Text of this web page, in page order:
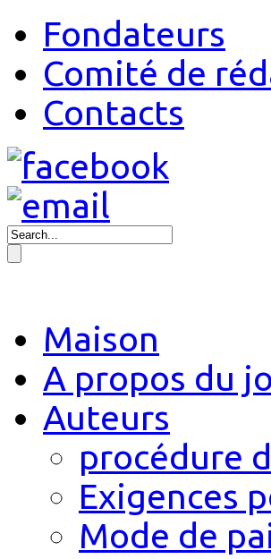
Fondateurs
Comité de
Contacts
Maison
A propos du
Auteurs
procédure
Exigences
Mode de